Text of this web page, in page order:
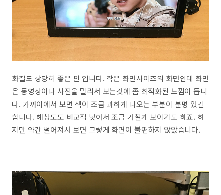
화질도 상당히 좋은 편 입니다. 작은 화면사이즈의 화면인데 화면
은 동영상이나 사진을 멀리서 보는것에 좀 최적화된 느낌이 듭니
다. 가까이에서 보면 색이 조금 과하게 나오는 부분이 분명 있긴
합니다. 해상도도 비교적 낮아서 조금 거칠게 보이기도 하죠. 하
지만 약간 떨어져서 보면 그렇게 화면이 불편하지 않았습니다.